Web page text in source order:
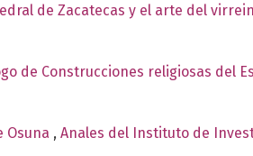
de Zacatecas y el arte del
de Construcciones religiosas del
Osuna , Anales del Instituto de